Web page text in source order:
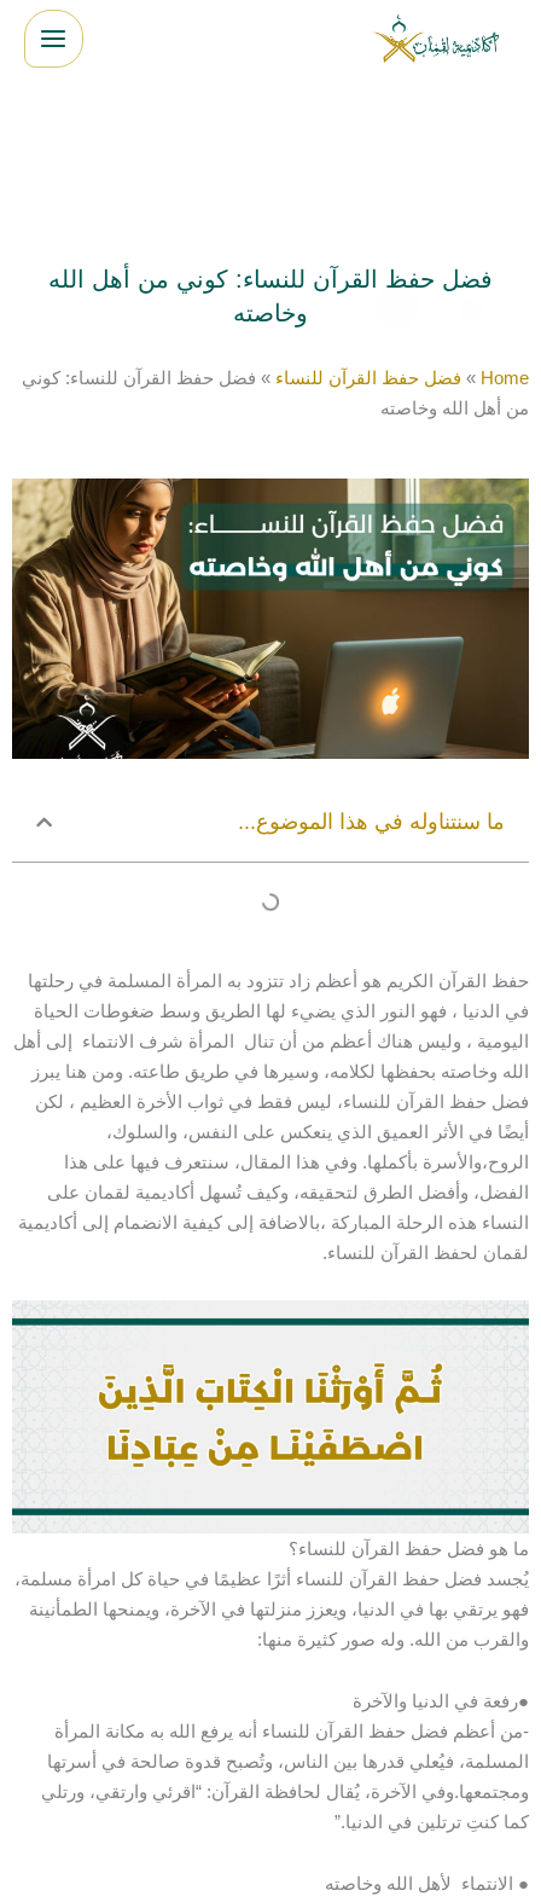
فضل حفظ القرآن للنساء: كوني من أهل الله
وخاصته
Home
» فضل حفظ القرآن للنساء » فضل حفظ القرآن للنساء: كوني
من أهل الله وخاصته
ما سنتناوله في هذا الموضوع...
حفظ القرآن الكريم هو أعظم زاد تتزود به المرأة المسلمة في رحلتها
في الدنيا ، فهو النور الذي يضيء لها الطريق وسط ضغوطات الحياة
اليومية ، وليس هناك أعظم من أن تنال المرأة شرف الانتماء إلى أهل
الله وخاصته بحفظها لكلامه، وسيرها في طريق طاعته. ومن هنا يبرز
فضل حفظ القرآن للنساء، ليس فقط في ثواب الأخرة العظيم ، لكن
أيضًا في الأثر العميق الذي ينعكس على النفس، والسلوك،
الروح،والأسرة بأكملها. وفي هذا المقال، سنتعرف فيها على هذا
الفضل، وأفضل الطرق لتحقيقه، وكيف تُسهل أكاديمية لقمان على
النساء هذه الرحلة المباركة ،بالاضافة إلى كيفية الانضمام إلى أكاديمية
لقمان لحفظ القرآن للنساء.
ما هو فضل حفظ القرآن للنساء؟
يُجسد فضل حفظ القرآن للنساء أثرًا عظيمًا في حياة كل امرأة مسلمة،
فهو يرتقي بها في الدنيا، ويعزز منزلتها في الآخرة، ويمنحها الطمأنينة
والقرب من الله. وله صور كثيرة منها:
●رفعة في الدنيا والآخرة
-من أعظم فضل حفظ القرآن للنساء أنه يرفع الله به مكانة المرأة
المسلمة، فيُعلي قدرها بين الناس، وتُصبح قدوة صالحة في أسرتها
ومجتمعها.وفي الآخرة، يُقال لحافظة القرآن: “اقرئي وارتقي، ورتلي
كما كنتِ ترتلين في الدنيا.”
● الانتماء لأهل الله وخاصته